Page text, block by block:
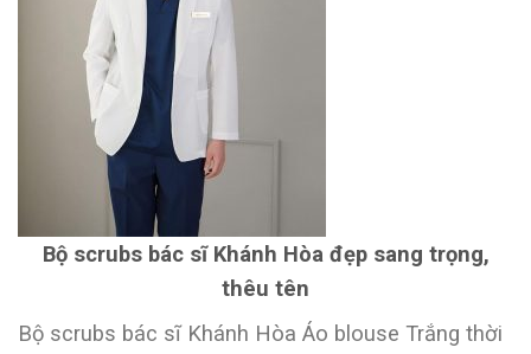
Bộ scrubs bác sĩ Khánh Hòa đẹp sang trọng,
thêu tên
Bộ scrubs bác sĩ Khánh Hòa Áo blouse Trắng thời